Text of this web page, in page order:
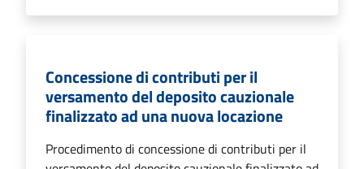
Concessione di contributi per il
versamento del deposito cauzionale
finalizzato ad una nuova locazione
Procedimento di concessione di contributi per il